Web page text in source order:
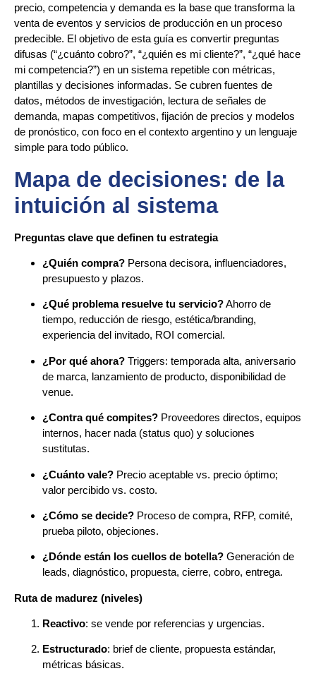
precio, competencia y demanda es la base que transforma la
venta de eventos y servicios de producción en un proceso
predecible. El objetivo de esta guía es convertir preguntas
difusas (“¿cuánto cobro?”, “¿quién es mi cliente?”, “¿qué hace
mi competencia?”) en un sistema repetible con métricas,
plantillas y decisiones informadas. Se cubren fuentes de
datos, métodos de investigación, lectura de señales de
demanda, mapas competitivos, fijación de precios y modelos
de pronóstico, con foco en el contexto argentino y un lenguaje
simple para todo público.
Mapa de decisiones: de la
intuición al sistema
Preguntas clave que definen tu estrategia
¿Quién compra? Persona decisora, influenciadores,
presupuesto y plazos.
¿Qué problema resuelve tu servicio?Ahorro de
tiempo, reducción de riesgo, estética/branding,
experiencia del invitado, ROI comercial.
¿Por qué ahora? Triggers: temporada alta, aniversario
de marca, lanzamiento de producto, disponibilidad de
venue.
¿Contra qué compites? Proveedores directos, equipos
internos, hacer nada (status quo) y soluciones
sustitutas.
¿Cuánto vale? Precio aceptable vs. precio óptimo;
valor percibido vs. costo.
¿Cómo se decide? Proceso de compra, RFP, comité,
prueba piloto, objeciones.
¿Dónde están los cuellos de botella? Generación de
leads, diagnóstico, propuesta, cierre, cobro, entrega.
Ruta de madurez (niveles)
Reactivo: se vende por referencias y urgencias.
Estructurado: brief de cliente, propuesta estándar,
métricas básicas.